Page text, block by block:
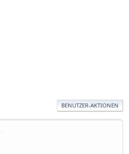
BENUTZER-AKTIONEN